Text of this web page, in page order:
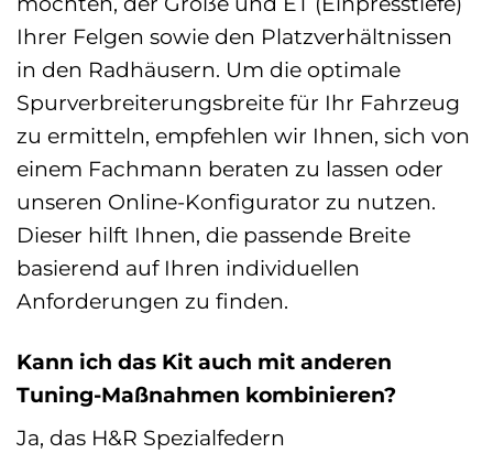
Ihrer Felgen sowie den Platzverhältnissen
in den Radhäusern. Um die optimale
Spurverbreiterungsbreite für Ihr Fahrzeug
zu ermitteln, empfehlen wir Ihnen, sich von
einem Fachmann beraten zu lassen oder
unseren Online-Konfigurator zu nutzen.
Dieser hilft Ihnen, die passende Breite
basierend auf Ihren individuellen
Anforderungen zu finden.
Kann ich das Kit auch mit anderen
Tuning-Maßnahmen kombinieren?
Ja, das H&R Spezialfedern